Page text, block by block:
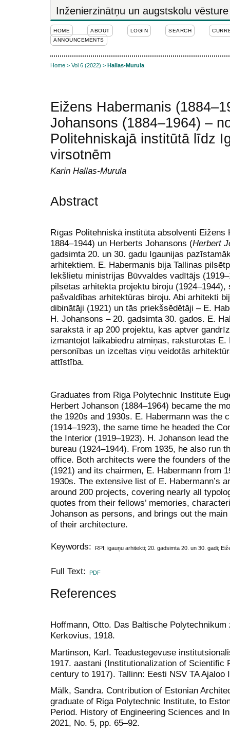
Inženierzinātņu un augstskolu vēsture
HOME ABOUT LOGIN SEARCH
ANNOUNCEMENTS
Home > Vol 6 (2022) > Hallas-Murula
Eižens Habermanis
Johansons (1884–1964) –
Politehniskajā institūtā līdz
virsotnēm
Karin Hallas-Murula
Abstract
Rīgas Politehniskā institūta absolventi Eižens
1884–1944) un Herberts Johansons (Herbert
gadsimta 20. un 30. gadu Igaunijas
arhitektiem. E. Habermanis bija Tallinas
Iekšlietu ministrijas Būvvaldes vadītājs
pilsētas arhitekta projektu biroju
pašvaldības arhitektūras biroju. Abi arhitekti
dibinātāji (1921) un tās priekšsēdētāji – E.
H. Johansons – 20. gadsimta 30. gados. E.
sarakstā ir ap 200 projektu, kas aptver
izmantojot laikabiedru atmiņas, raksturotas E.
personības un izceltas viņu veidotās
attīstība.
Graduates from Riga Polytechnic Institute
Herbert Johanson (1884–1964) became the
the 1920s and 1930s. E. Habermann was the
(1914–1923), the same time he headed the
the Interior (1919–1923). H. Johanson lead
bureau (1924–1944). From 1935, he also run
office. Both architects were the founders of
(1921) and its chairmen, E. Habermann from
1930s. The extensive list of E. Habermann’s
around 200 projects, covering nearly all
quo­tes from their fellows’ memories,
Johanson as persons, and brings out the
of their architecture.
Keywords: RPI; igauņu arhitekti; 20. gadsimta 20. un 30. gadi;
Full Text: PDF
References
Hoffmann, Otto. Das Baltische Polytechnikum
Kerkovius, 1918.
Martinson, Karl. Teadustegevuse
1917. aastani (Institutionalization of Scientific
century to 1917). Tallinn: Eesti NSV TA Ajaloo
Mälk, Sandra. Contribution of Estonian
graduate of Riga Polytechnic Institute, to
Period. History of Engineering Sciences and
2021, No. 5, pp. 65–92.